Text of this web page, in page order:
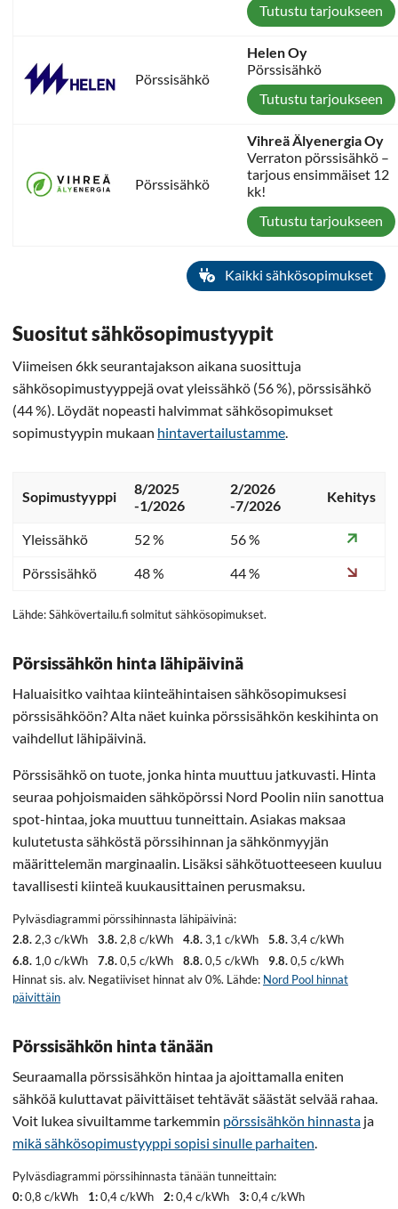
Tutustu tarjoukseen
Pörssisähkö
Helen Oy
Pörssisähkö
Tutustu tarjoukseen
Pörssisähkö
Vihreä Älyenergia Oy
Verraton pörssisähkö –
tarjous ensimmäiset 12
kk!
Tutustu tarjoukseen
Kaikki sähkösopimukset
Suositut sähkösopimustyypit
Viimeisen 6kk seurantajakson aikana suosittuja
sähkösopimustyyppejä ovat yleissähkö (56 %), pörssisähkö
(44 %). Löydät nopeasti halvimmat sähkösopimukset
sopimustyypin mukaan hintavertailustamme
Sopimustyyppi
8/2025
-1/2026
2/2026
-7/2026
Kehitys
Yleissähkö 52 %
56 %
Pörssisähkö
48 % 44 %
Lähde: Sähkövertailu.fi solmitut sähkösopimukset.
Pörsissähkön hinta lähipäivinä
Haluaisitko vaihtaa kiinteähintaisen sähkösopimuksesi
pörssisähköön? Alta näet kuinka pörssisähkön keskihinta on
vaihdellut lähipäivinä.
Pörssisähkö on tuote, jonka hinta muuttuu jatkuvasti. Hinta
seuraa pohjoismaiden sähköpörssi Nord Poolin niin sanottua
spot-hintaa, joka muuttuu tunneittain. Asiakas maksaa
kulutetusta sähköstä pörssihinnan ja sähkönmyyjän
määrittelemän marginaalin. Lisäksi sähkötuotteeseen kuuluu
tavallisesti kiinteä kuukausittainen perusmaksu.
Pylväsdiagrammi pörssihinnasta lähipäivinä:
2.8. 2,3 c/kWh 3.8. 2,8 c/kWh 4.8.3,1 c/kWh 5.8.3,4 c/kWh
6.8. 1,0 c/kWh 7.8.0,5 c/kWh 8.8.0,5 c/kWh 9.8.0,5 c/kWh
Hinnat sis. alv. Negatiiviset hinnat alv 0%. Lähde: Nord Pool hinnat
päivittäin
Pörssisähkön hinta tänään
Seuraamalla pörssisähkön hintaa ja ajoittamalla eniten
sähköä kuluttavat päivittäiset tehtävät säästät selvää rahaa.
Voit lukea sivuiltamme tarkemmin pörssisähkön hinnasta ja
mikä sähkösopimustyyppi sopisi sinulle parhaiten
Pylväsdiagrammi pörssihinnasta tänään tunneittain:
0:0,8 c/kWh 1:0,4 c/kWh 2:0,4 c/kWh 3:0,4 c/kWh